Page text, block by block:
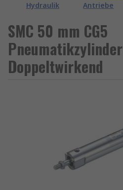
Hydraulik
Antriebe
SMC 50 mm CG5
Pneumatikzylinder
Doppeltwirkend